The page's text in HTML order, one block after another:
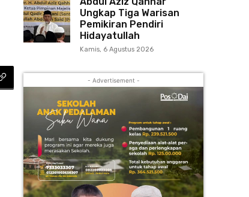
Ungkap Tiga Warisan
Pemikiran Pendiri
Hidayatullah
Kamis, 6 Agustus 2026
- Advertisement -